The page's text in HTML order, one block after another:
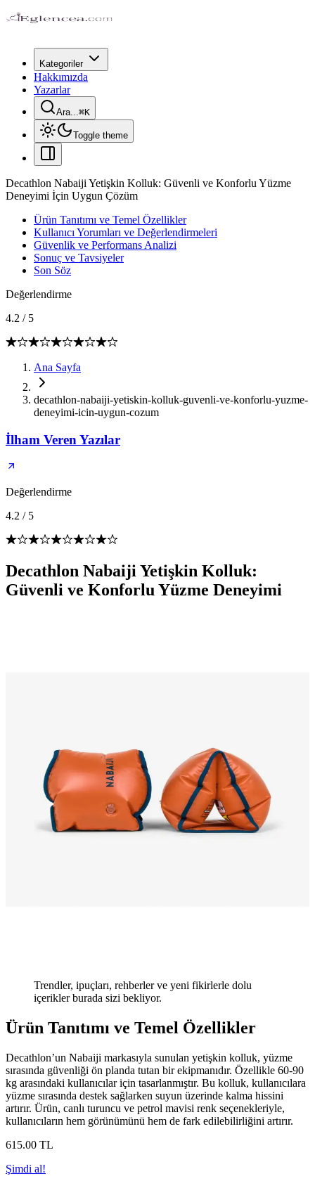
Kategoriler
Hakkımızda
Yazarlar
Ara...⌘K
Toggle theme
Decathlon Nabaiji Yetişkin Kolluk: Güvenli ve Konforlu Yüzme
Deneyimi İçin Uygun Çözüm
Ürün Tanıtımı ve Temel Özellikler
Kullanıcı Yorumları ve Değerlendirmeleri
Güvenlik ve Performans Analizi
Sonuç ve Tavsiyeler
Son Söz
Değerlendirme
4.2 / 5
Ana Sayfa
decathlon-nabaiji-yetiskin-kolluk-guvenli-ve-konforlu-yuzme-
deneyimi-icin-uygun-cozum
İlham Veren Yazılar
Değerlendirme
4.2 / 5
Decathlon Nabaiji Yetişkin Kolluk:
Güvenli ve Konforlu Yüzme Deneyimi
Trendler, ipuçları, rehberler ve yeni fikirlerle dolu
içerikler burada sizi bekliyor.
Ürün Tanıtımı ve Temel Özellikler
Decathlon’un Nabaiji markasıyla sunulan yetişkin kolluk, yüzme
sırasında güvenliği ön planda tutan bir ekipmanıdır. Özellikle 60-90
kg arasındaki kullanıcılar için tasarlanmıştır. Bu kolluk, kullanıcılara
yüzme sırasında destek sağlarken suyun üzerinde kalma hissini
artırır. Ürün, canlı turuncu ve petrol mavisi renk seçenekleriyle,
kullanıcıların hem görünümünü hem de fark edilebilirliğini artırır.
615.00 TL
Şimdi al!